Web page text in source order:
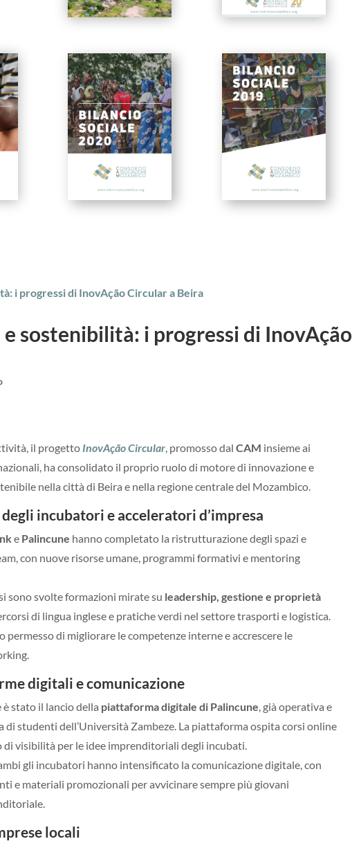
sostenibilità: i progressi di InovAção
il progetto InovAção Circular, promosso dal CAM insieme ai
ha consolidato il proprio ruolo di motore di innovazione e
nella città di Beira e nella regione centrale del Mozambico.
incubatori e acceleratori d’impresa
e Palincune hanno completato la ristrutturazione degli spazi e
con nuove risorse umane, programmi formativi e mentoring
sono svolte formazioni mirate su leadership, gestione e proprietà
di lingua inglese e pratiche verdi nel settore trasporti e logistica.
di migliorare le competenze interne e accrescere le
digitali e comunicazione
stato il lancio della piattaforma digitale di Palincune, già operativa e
di studenti dell’Università Zambeze. La piattaforma ospita corsi online
di visibilità per le idee imprenditoriali degli incubati.
gli incubatori hanno intensificato la comunicazione digitale, con
e materiali promozionali per avvicinare sempre più giovani
locali